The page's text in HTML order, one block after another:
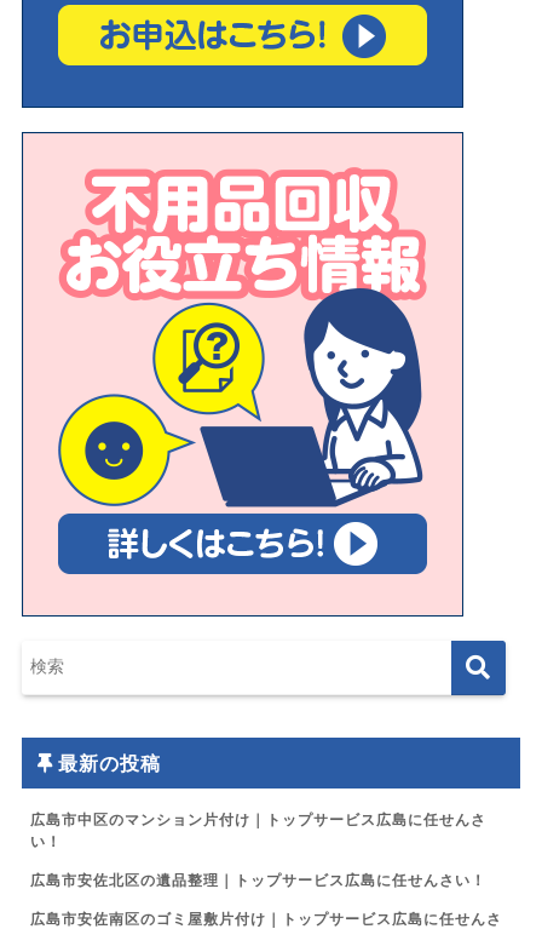
最新の投稿
広島市中区のマンション片付け｜トップサービス広島に任せんさ
い！
広島市安佐北区の遺品整理｜トップサービス広島に任せんさい！
広島市安佐南区のゴミ屋敷片付け｜トップサービス広島に任せんさ